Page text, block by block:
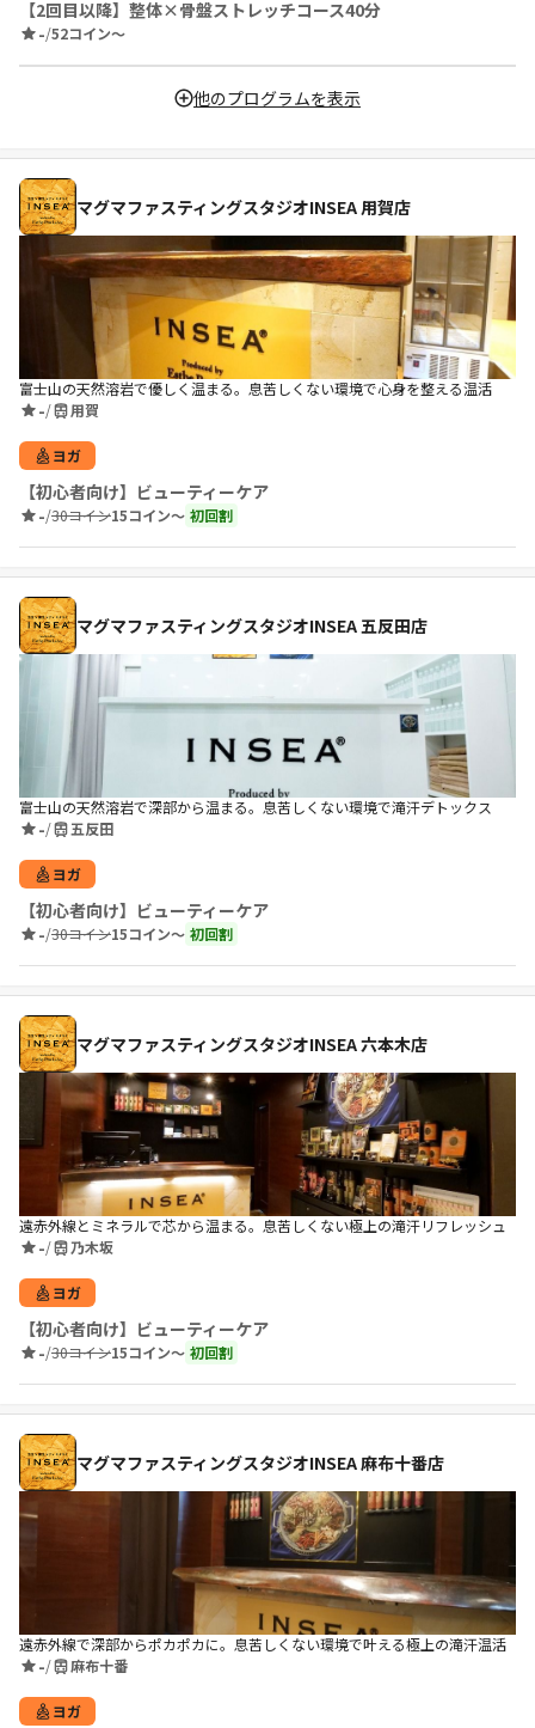
【2回目以降】整体×骨盤ストレッチコース40分
-/52コイン〜
他のプログラムを表示
マグマファスティングスタジオINSEA 用賀店
富士山の天然溶岩で優しく温まる。息苦しくない環境で心身を整える温活
-/ 用賀
ヨガ
【初心者向け】ビューティーケア
-/30コイン15コイン〜 初回割
マグマファスティングスタジオINSEA 五反田店
富士山の天然溶岩で深部から温まる。息苦しくない環境で滝汗デトックス
-/ 五反田
ヨガ
【初心者向け】ビューティーケア
-/30コイン15コイン〜 初回割
マグマファスティングスタジオINSEA 六本木店
遠赤外線とミネラルで芯から温まる。息苦しくない極上の滝汗リフレッシュ
-/ 乃木坂
ヨガ
【初心者向け】ビューティーケア
-/30コイン15コイン〜 初回割
マグマファスティングスタジオINSEA 麻布十番店
遠赤外線で深部からポカポカに。息苦しくない環境で叶える極上の滝汗温活
-/ 麻布十番
ヨガ